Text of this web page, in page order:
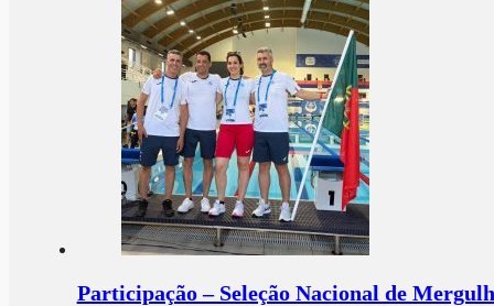
Participação – Seleção Nacional de